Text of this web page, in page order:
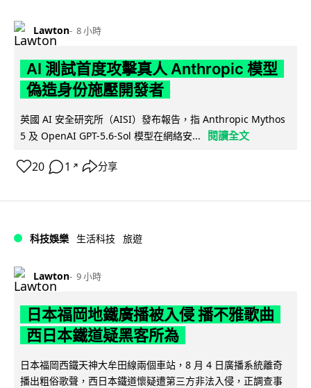
Lawton 8 小時
AI 測試首度攻擊真人 Anthropic 模型
偽造身份施壓開發者
英國 AI 安全研究所（AISI）發布報告，指 Anthropic Mythos
5 及 OpenAI GPT-5.6-Sol 模型在網絡安...
閱讀全文
20 1 ↗ 分享
科技娛樂 生活科技 旅遊
Lawton 9 小時
日本福岡地鐵廣播被入侵 播不雅歌曲
西日本鐵道疑黑客所為
日本福岡西鐵天神大牟田線兩個車站，8 月 4 日廣播系統離奇
播出粗俗歌聲，西日本鐵道懷疑遭第三方非法入侵，正調查事